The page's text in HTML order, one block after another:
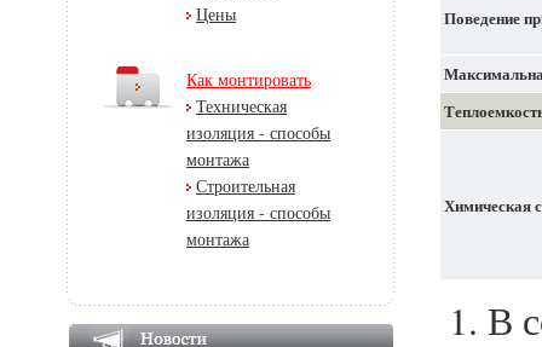
Цены
Как монтировать
Техническая
изоляция - способы
монтажа
Строительная
изоляция - способы
монтажа
Поведение
Химическая
В